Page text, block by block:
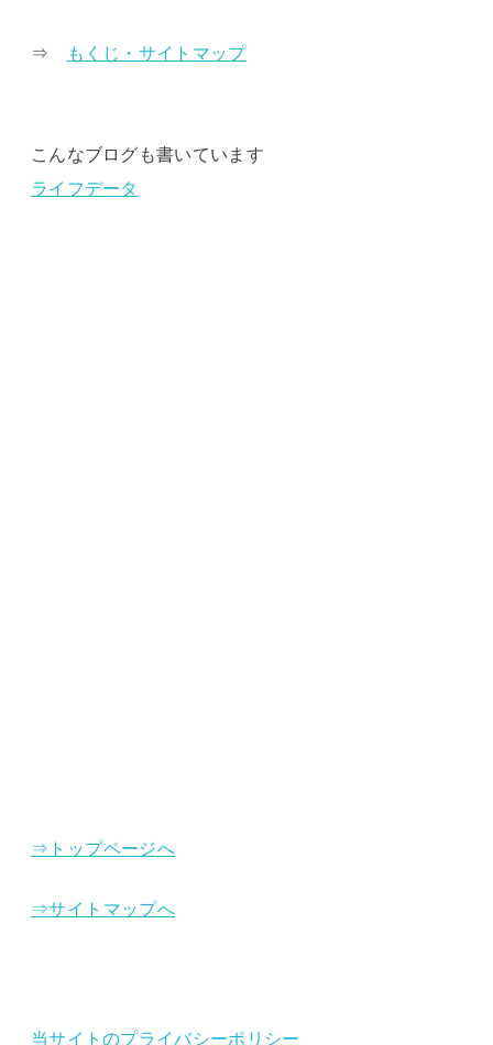
⇒ もくじ・サイトマップ
こんなブログも書いています
ライフデータ
⇒トップページへ
⇒サイトマップへ
当サイトのプライバシーポリシー